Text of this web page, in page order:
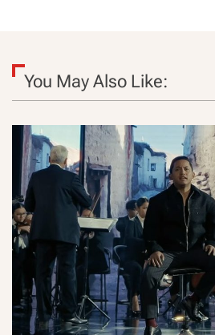
You May Also Like: